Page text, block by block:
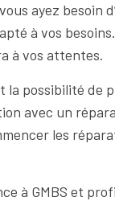
ayez besoin
à vos
à vos attentes.
possibilité de
avec un
les
à GMBS et